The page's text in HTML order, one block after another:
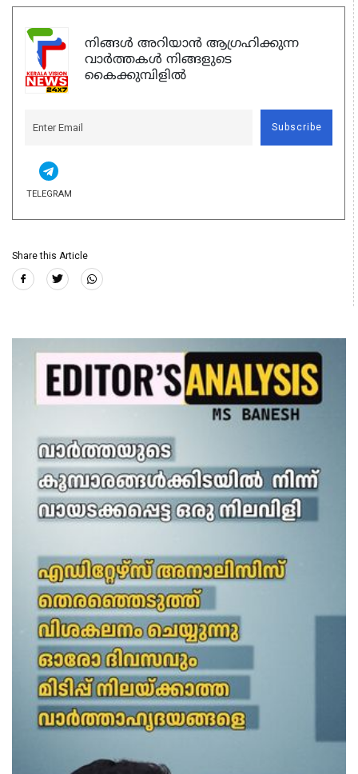
നിങ്ങൾ അറിയാൻ ആഗ്രഹിക്കുന്ന
വാർത്തകൾ നിങ്ങളുടെ
കൈക്കുമ്പിളിൽ
Subscribe
TELEGRAM
Share this Article